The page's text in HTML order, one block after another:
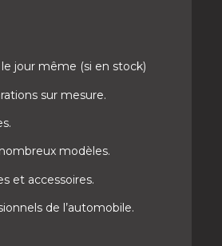
jour même (si en stock)
sur mesure.
modèles.
et accessoires.
de l’automobile.